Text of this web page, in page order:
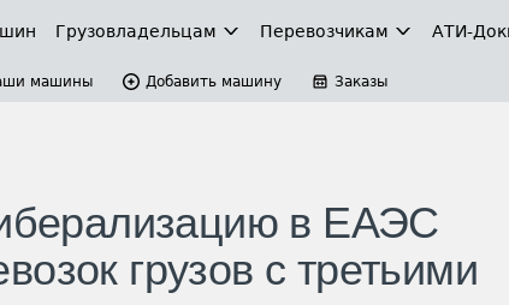
Грузовладельцам Перевозчикам АТИ-
машины Добавить машину Заказы
в ЕАЭС
грузов с третьими